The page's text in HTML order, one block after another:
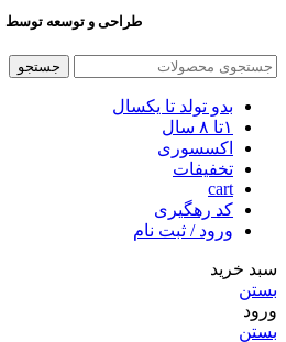
طراحی و توسعه توسط
جستجو
بدو تولد تا یکسال
۱تا ۸ سال
اکسسوری
تخفیفات
cart
کد رهگیری
ورود / ثبت نام
سبد خرید
بستن
ورود
بستن